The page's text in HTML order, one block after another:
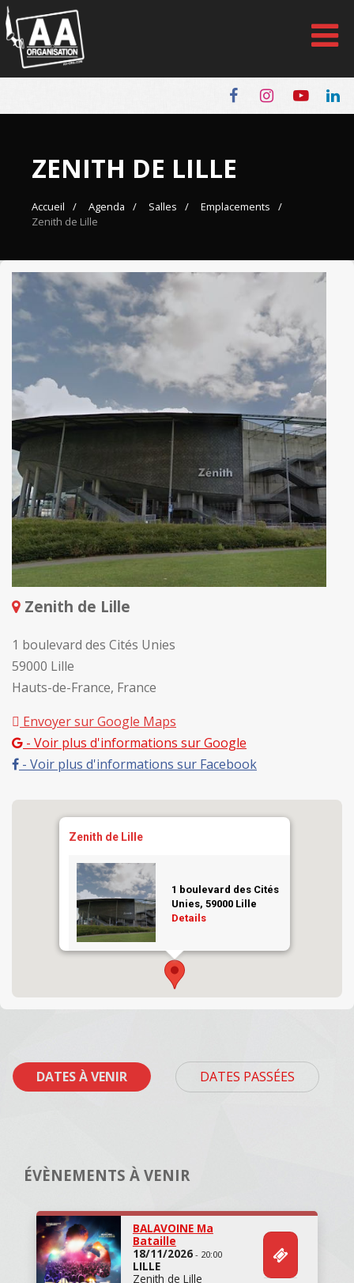
Panneau de gestion des cookies
ZENITH DE LILLE
Accueil Agenda Salles
Emplacements
Zenith de Lille
Zenith de Lille
1 boulevard des Cités Unies
59000 Lille
Hauts-de-France, France
Envoyer sur Google Maps
- Voir plus d'informations sur Google
- Voir plus d'informations sur Facebook
Zenith de Lille
1 boulevard des Cités
Unies, 59000 Lille
Details
DATES À VENIR DATES PASSÉES
ÉVÈNEMENTS À VENIR
Concert
BALAVOINE Ma
Bataille
18/11/2026- 20:00
LILLE
Zenith de Lille